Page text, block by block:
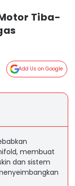
Tiba-
Add Us on Google
membuat
dan sistem